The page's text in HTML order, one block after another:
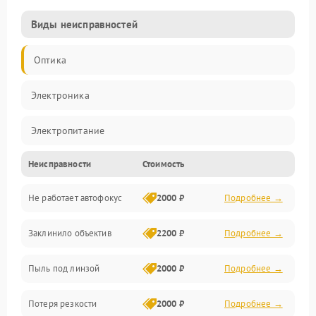
Виды неисправностей
Оптика
Электроника
Электропитание
Видео
Хранение данных
Программное обеспечение
Механические повреждения
Аудио
Неисправности Стоимость
Не работает автофокус 2000 ₽ Подробнее →
Заклинило объектив 2200 ₽ Подробнее →
Пыль под линзой 2000 ₽ Подробнее →
Потеря резкости 2000 ₽ Подробнее →